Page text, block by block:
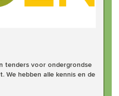
tenders voor ondergrondse
We hebben alle kennis en de